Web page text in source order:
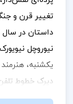
تغییر قرن و
نیوروچل
یکشنبه،
دیرک خطوط
جهت خرید